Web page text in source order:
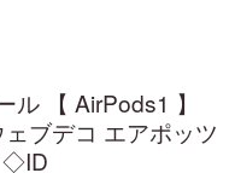
【 AirPods1 】
ブデコ エアポッツ
◇ID